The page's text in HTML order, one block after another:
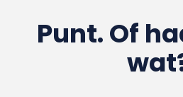
Punt. Of